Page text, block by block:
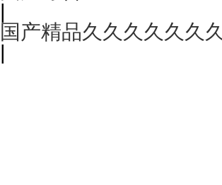
|
国产精品久久久久久久
|